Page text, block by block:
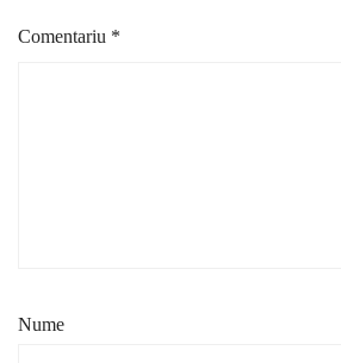
Comentariu *
Nume